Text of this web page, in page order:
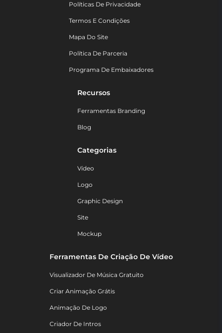
Políticas De Privacidade
Termos E Condições
Mapa Do Site
Política De Parceria
Programa De Embaixadores
Recursos
Ferramentas Branding
Blog
Categorias
Vídeo
Logo
Graphic Design
Site
Mockup
Ferramentas De Criação De Vídeo
Visualizador De Música Gratuito
Criar Animação Grátis
Animação De Logo
Criador De Intros